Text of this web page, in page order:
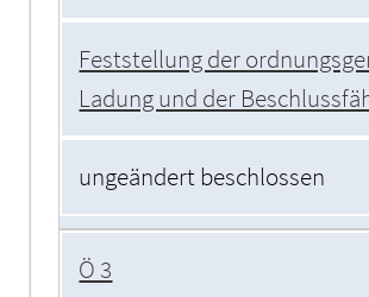
Feststellung der
Ladung und der
ungeändert beschlossen
Ö 3